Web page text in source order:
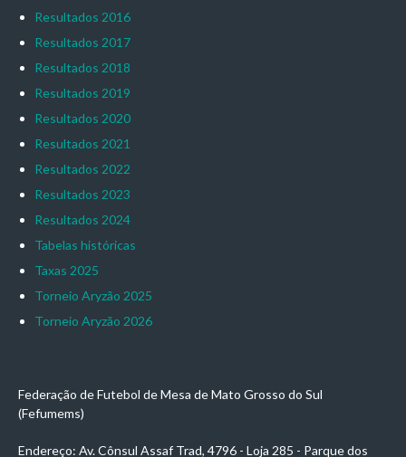
Resultados 2016
Resultados 2017
Resultados 2018
Resultados 2019
Resultados 2020
Resultados 2021
Resultados 2022
Resultados 2023
Resultados 2024
Tabelas históricas
Taxas 2025
Torneio Aryzão 2025
Torneio Aryzão 2026
Federação de Futebol de Mesa de Mato Grosso do Sul
(Fefumems)
Endereço: Av. Cônsul Assaf Trad, 4796 - Loja 285 - Parque dos